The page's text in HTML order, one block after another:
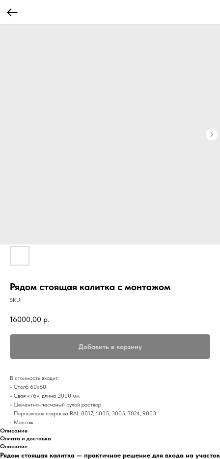
Рядом стоящая калитка с монтажом
SKU:
16000,00 р.
Добавить в корзину
В стоимость входит:
- Столб 60х60
- Свая «76», длина 2000 мм
- Цементно-песчаный сухой раствор
- Порошковая покраска RAL 8017, 6005, 3005, 7024, 9003
- Монтаж
Описание
Оплата и доставка
Описание
Рядом стоящая калитка — практичное решение для входа на участок